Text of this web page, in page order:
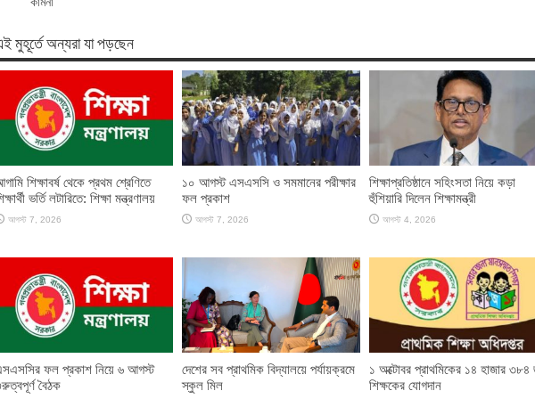
মুহূর্তে অন্যরা যা পড়ছেন
শিক্ষাবর্ষ থেকে প্রথম শ্রেণিতে
ভর্তি লটারিতে: শিক্ষা মন্ত্রণালয়
আগস্ট 7, 2026
১০ আগস্ট এসএসসি ও সমমানের পরীক্ষার
ফল প্রকাশ
আগস্ট 7, 2026
শিক্ষাপ্রতিষ্ঠানে সহিংসতা নিয়ে কড়া
হুঁশিয়ারি দিলেন শিক্ষামন্ত্রী
আগস্ট 4, 2026
ফল প্রকাশ নিয়ে ৬ আগস্ট
বৈঠক
দেশের সব প্রাথমিক বিদ্যালয়ে পর্যায়ক্রমে
স্কুল মিল
১ অক্টোবর প্রাথমিকের ১৪ হাজার
শিক্ষকের যোগদান